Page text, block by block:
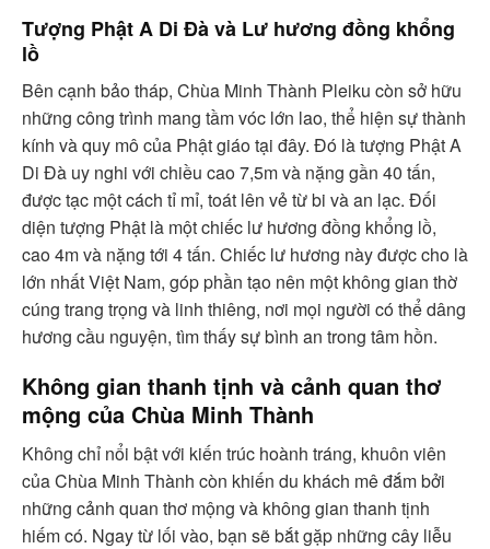
Tượng Phật A Di Đà và Lư hương đồng khổng
lồ
Bên cạnh bảo tháp, Chùa Minh Thành Pleiku còn sở hữu
những công trình mang tầm vóc lớn lao, thể hiện sự thành
kính và quy mô của Phật giáo tại đây. Đó là tượng Phật A
Di Đà uy nghi với chiều cao 7,5m và nặng gần 40 tấn,
được tạc một cách tỉ mỉ, toát lên vẻ từ bi và an lạc. Đối
diện tượng Phật là một chiếc lư hương đồng khổng lồ,
cao 4m và nặng tới 4 tấn. Chiếc lư hương này được cho là
lớn nhất Việt Nam, góp phần tạo nên một không gian thờ
cúng trang trọng và linh thiêng, nơi mọi người có thể dâng
hương cầu nguyện, tìm thấy sự bình an trong tâm hồn.
Không gian thanh tịnh và cảnh quan thơ
mộng của Chùa Minh Thành
Không chỉ nổi bật với kiến trúc hoành tráng, khuôn viên
của Chùa Minh Thành còn khiến du khách mê đắm bởi
những cảnh quan thơ mộng và không gian thanh tịnh
hiếm có. Ngay từ lối vào, bạn sẽ bắt gặp những cây liễu